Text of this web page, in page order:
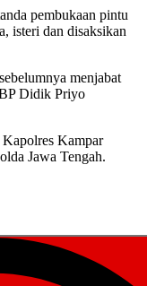
pembukaan pintu
isteri dan disaksikan
menjabat
Didik Priyo
Kampar
Jawa Tengah.